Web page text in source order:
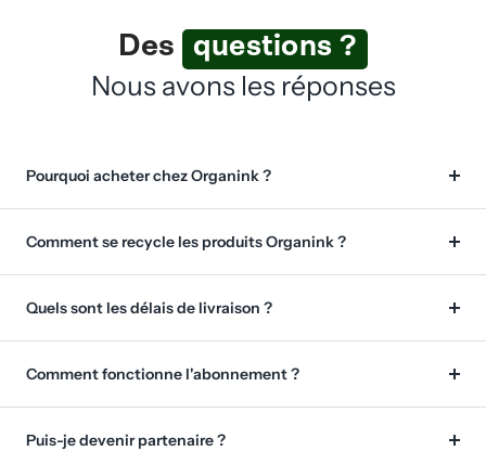
Des questions ?
Nous avons les réponses
Pourquoi acheter chez Organink ?
Comment se recycle les produits Organink ?
Quels sont les délais de livraison ?
Comment fonctionne l'abonnement ?
Puis-je devenir partenaire ?